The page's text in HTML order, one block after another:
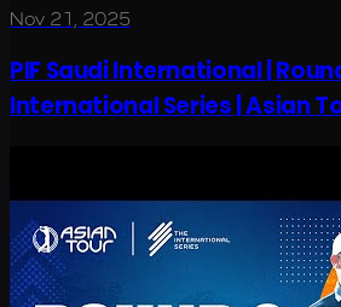
Nov 21, 2025
PIF Saudi International |
International Series | Asian